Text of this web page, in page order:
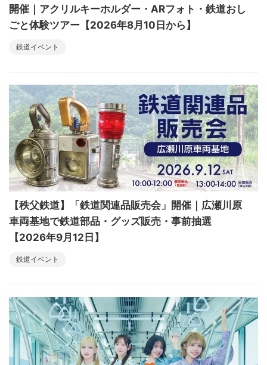
開催｜アクリルキーホルダー・ARフォト・鉄道おし
ごと体験ツアー【2026年8月10日から】
鉄道イベント
【秩父鉄道】「鉄道関連品販売会」開催｜広瀬川原
車両基地で鉄道部品・グッズ販売・事前抽選
【2026年9月12日】
鉄道イベント